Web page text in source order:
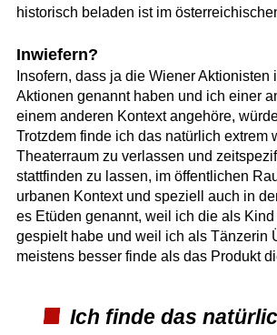
historisch beladen ist im
Inwiefern?
Insofern, dass ja die Wiener Aktionisten
Aktionen genannt haben und ich einer
einem anderen Kontext angehöre,
Trotzdem finde ich das natürlich extrem
Theaterraum zu verlassen und
stattfinden zu lassen, im öffentlichen
urbanen Kontext und speziell auch in
es Etüden genannt, weil ich die als
gespielt habe und weil ich als Tänzerin
meistens besser finde als das Produkt
Ich finde das